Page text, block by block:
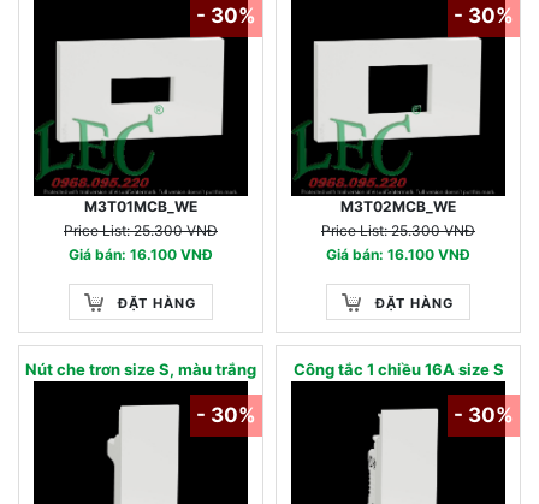
M3T01MCB_WE
Price List: 25.300 VNĐ
Giá bán: 16.100 VNĐ
ĐẶT HÀNG
- 30%
M3T02MCB_WE
Price List: 25.300 VNĐ
Giá bán: 16.100 VNĐ
ĐẶT HÀNG
- 30%
Nút che trơn size S, màu trắng
- 30%
Công tắc 1 chiều 16A size S
- 30%